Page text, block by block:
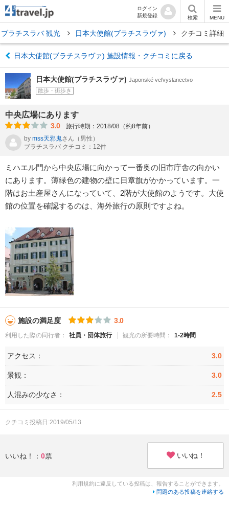
ログイン
新規登録
検索 MENU
ブラチスラバ 観光 日本大使館(ブラチスラヴァ) クチコミ詳細
日本大使館(ブラチスラヴァ) 施設情報・クチコミに戻る
日本大使館(ブラチスラヴァ) Japonské veľvyslanectvo
散歩・街歩き
中央広場にあります
3.0
旅行時期：2018/08（約8年前）
by mss天邪鬼さん （男性）
ブラチスラバ クチコミ：12件
ミハエル門から中央広場に向かって一番奥の旧市庁舎の向かい
にあります。薄緑色の建物の壁に日章旗がかかっています。一
階はお土産屋さんになっていて、2階が大使館のようです。大使
館の位置を確認するのは、海外旅行の原則ですよね。
施設の満足度 3.0
利用した際の同行者： 社員・団体旅行 観光の所要時間： 1-2時間
アクセス： 3.0
景観： 3.0
人混みの少なさ： 2.5
クチコミ投稿日:2019/05/13
いいね！： 0票 いいね！
利用規約に違反している投稿は、報告することができます。
問題のある投稿を連絡する